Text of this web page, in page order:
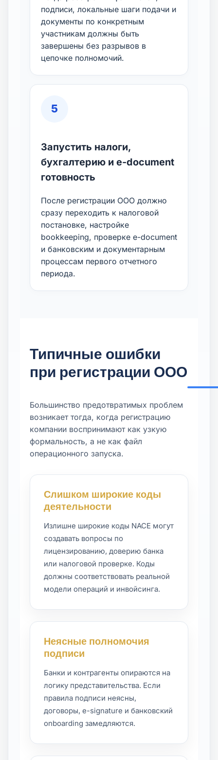
подписи, локальные шаги подачи и
документы по конкретным
участникам должны быть
завершены без разрывов в
цепочке полномочий.
5
Запустить налоги,
бухгалтерию и e-document
готовность
После регистрации ООО должно
сразу переходить к налоговой
постановке, настройке
bookkeeping, проверке e-document
и банковским и документарным
процессам первого отчетного
периода.
Типичные ошибки
при регистрации ООО
Большинство предотвратимых проблем
возникает тогда, когда регистрацию
компании воспринимают как узкую
формальность, а не как файл
операционного запуска.
Слишком широкие коды
деятельности
Излишне широкие коды NACE могут
создавать вопросы по
лицензированию, доверию банка
или налоговой проверке. Коды
должны соответствовать реальной
модели операций и инвойсинга.
Неясные полномочия
подписи
Банки и контрагенты опираются на
логику представительства. Если
правила подписи неясны,
договоры, e-signature и банковский
onboarding замедляются.